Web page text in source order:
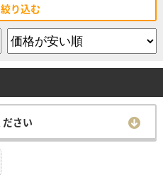
り込む
さい